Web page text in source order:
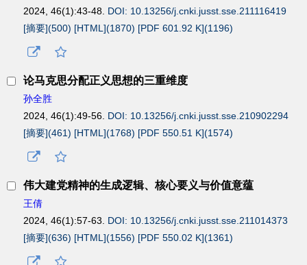
2024, 46(1):43-48. DOI: 10.13256/j.cnki.jusst.sse.211116419
[摘要](500) [HTML](1870) [PDF 601.92 K](1196)
论马克思分配正义思想的三重维度
孙全胜
2024, 46(1):49-56. DOI: 10.13256/j.cnki.jusst.sse.210902294
[摘要](461) [HTML](1768) [PDF 550.51 K](1574)
伟大建党精神的生成逻辑、核心要义与价值意蕴
王倩
2024, 46(1):57-63. DOI: 10.13256/j.cnki.jusst.sse.211014373
[摘要](636) [HTML](1556) [PDF 550.02 K](1361)